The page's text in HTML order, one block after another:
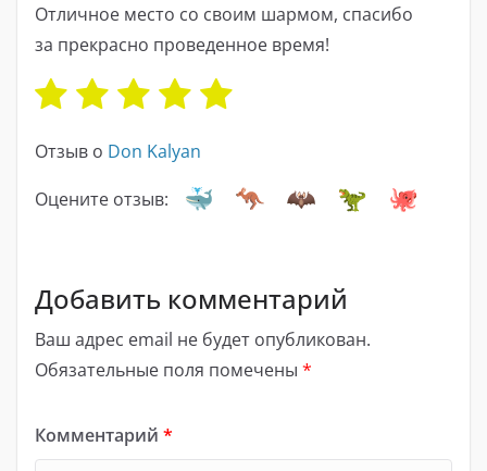
Отличное место со своим шармом, спасибо
за прекрасно проведенное время!
Отзыв о Don Kalyan
Оцените отзыв:
Добавить комментарий
Ваш адрес email не будет опубликован.
Обязательные поля помечены *
Комментарий *